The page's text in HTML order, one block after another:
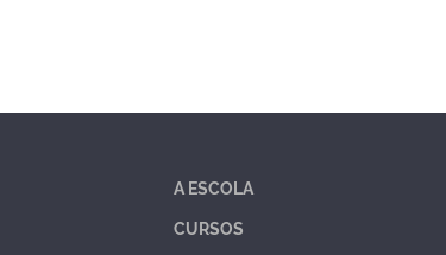
A ESCOLA
CURSOS